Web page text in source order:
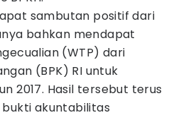
sambutan positif dari
bahkan mendapat
(WTP) dari
(BPK) RI untuk
2017. Hasil tersebut terus
akuntabilitas